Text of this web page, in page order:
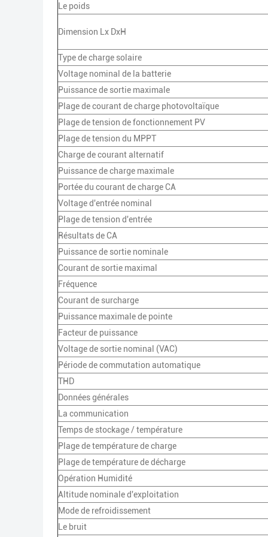
Le poids
Dimension Lx DxH
Type de charge solaire
Voltage nominal de la batterie
Puissance de sortie maximale
Plage de courant de charge photovoltaïque
Plage de tension de fonctionnement PV
Plage de tension du MPPT
Charge de courant alternatif
Puissance de charge maximale
Portée du courant de charge CA
Voltage d'entrée nominal
Plage de tension d'entrée
Résultats de CA
Puissance de sortie nominale
Courant de sortie maximal
Fréquence
Courant de surcharge
Puissance maximale de pointe
Facteur de puissance
Voltage de sortie nominal (VAC)
Période de commutation automatique
THD
Données générales
La communication
Temps de stockage / température
Plage de température de charge
Plage de température de décharge
Opération Humidité
Altitude nominale d'exploitation
Mode de refroidissement
Le bruit